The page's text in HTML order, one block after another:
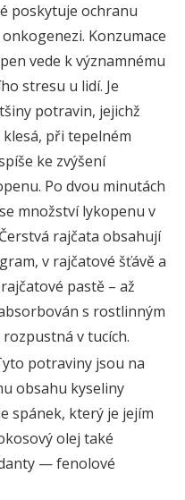
poskytuje ochranu
Konzumace
vede k významnému
stresu u lidí. Je
potravin, jejichž
při tepelném
ke zvýšení
Po dvou minutách
množství lykopenu v
rajčata obsahují
v rajčatové šťávě a
pastě – až
s rostlinným
v tucích.
potraviny jsou na
obsahu kyseliny
spánek, který je jejím
olej také
— fenolové